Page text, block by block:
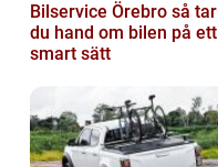
Bilservice Örebro så tar
du hand om bilen på ett
smart sätt